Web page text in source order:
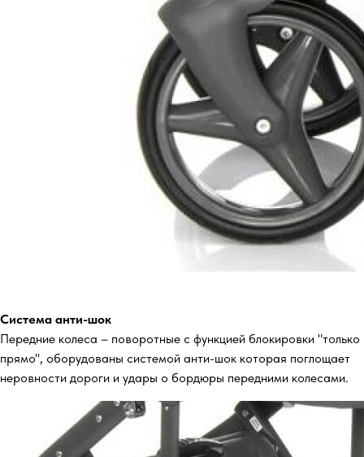
Система анти-шок
Передние колеса – поворотные с функцией блокировки "только
прямо", оборудованы системой анти-шок которая поглощает
неровности дороги и удары о бордюры передними колесами.